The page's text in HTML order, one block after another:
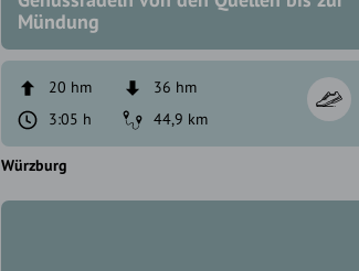
Mündung
20 hm
36 hm
3:05 h
44,9 km
Würzburg